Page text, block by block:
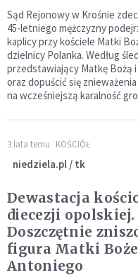
Sąd Rejonowy w Krośnie
45-letniego mężczyzny
kaplicy przy kościele Matki
dzielnicy Polanka. Według
przedstawiający Matkę Bożą
oraz dopuścić się
na wcześniejszą karalność
3 lata temu KOŚCIÓŁ
niedziela.pl / tk
Dewastacja
diecezji opolskiej.
Doszczętnie
figura Matki
Antoniego